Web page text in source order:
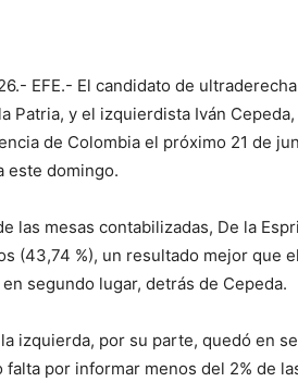
EFE.- El candidato de
Patria, y el izquierdista Iván
de Colombia el próximo 21 de
este domingo.
las mesas contabilizadas, De la
(43,74 %), un resultado mejor que
segundo lugar, detrás de Cepeda.
izquierda, por su parte, quedó en
falta por informar menos del 2% de